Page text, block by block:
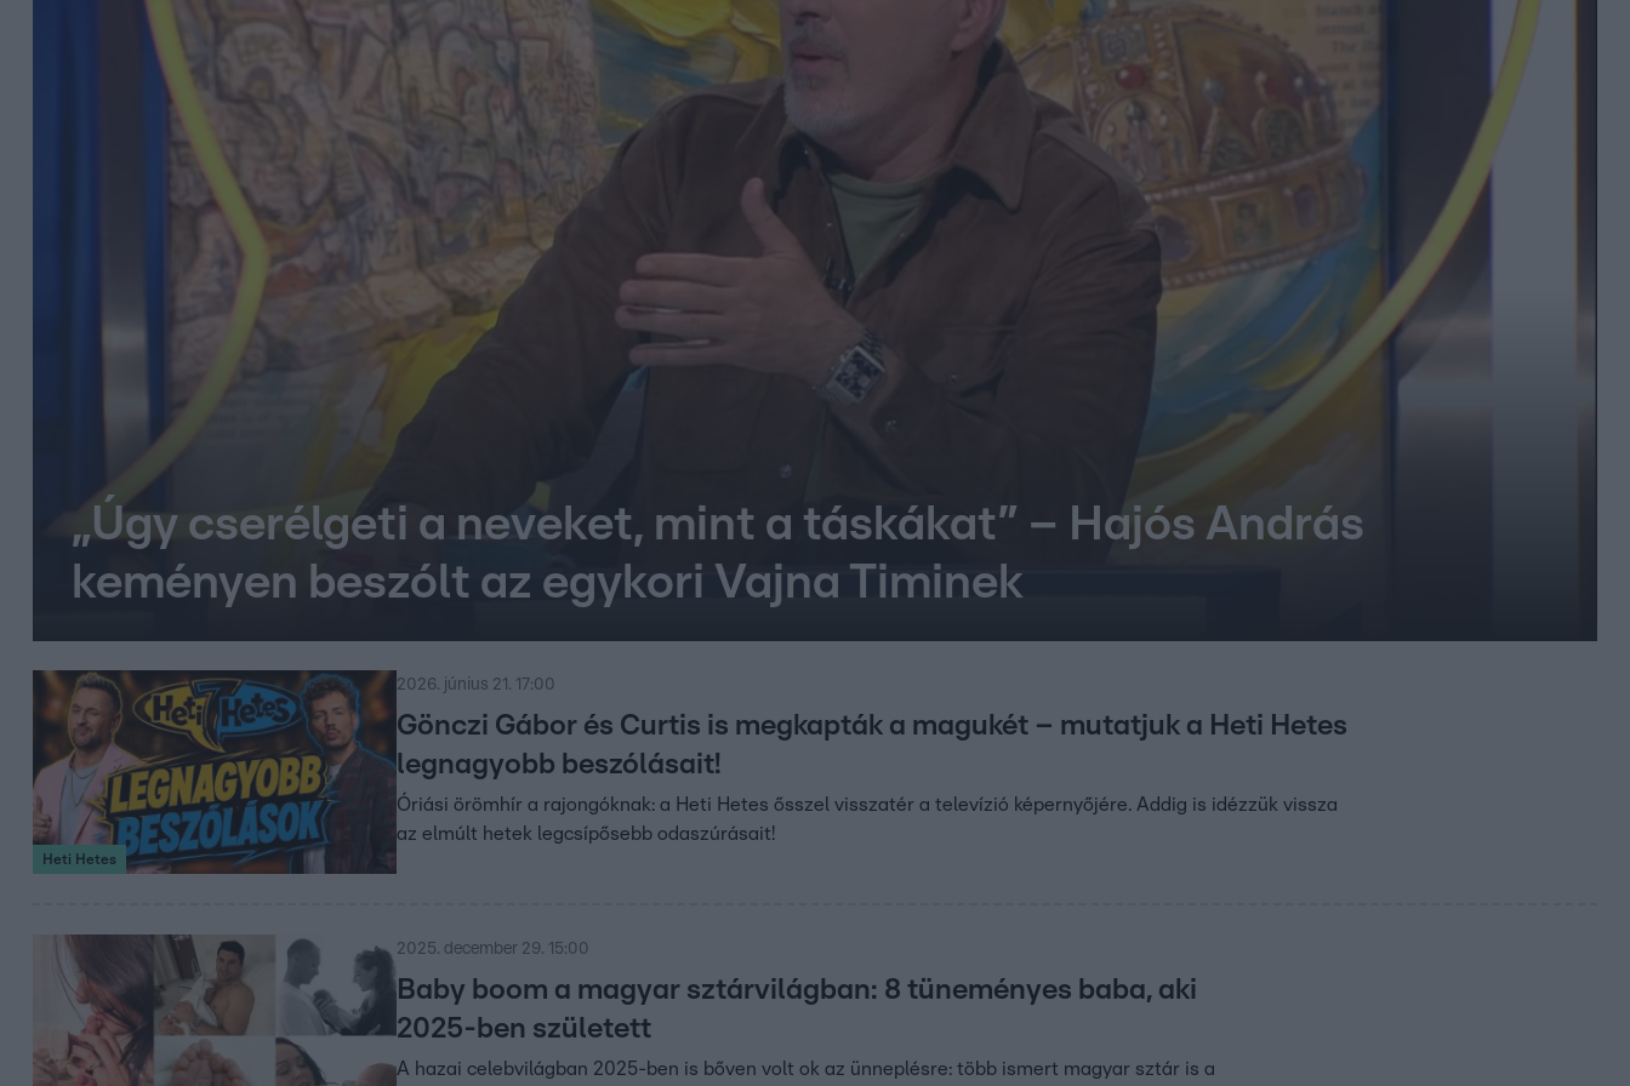
„Úgy cserélgeti a neveket, mint a táskákat” – Hajós András
keményen beszólt az egykori Vajna Timinek
Heti Hetes
2026. június 21. 17:00
Gönczi Gábor és Curtis is megkapták a magukét – mutatjuk a Heti Hetes
legnagyobb beszólásait!
Óriási örömhír a rajongóknak: a Heti Hetes ősszel visszatér a televízió képernyőjére. Addig is idézzük vissza
az elmúlt hetek legcsípősebb odaszúrásait!
2025. december 29. 15:00
Baby boom a magyar sztárvilágban: 8 tüneményes baba, aki
2025-ben született
A hazai celebvilágban 2025-ben is bőven volt ok az ünneplésre: több ismert magyar sztár is a